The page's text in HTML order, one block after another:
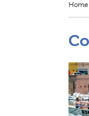
i
n
p
e
T
o
v
q
u
i
.
.
.
:
Home